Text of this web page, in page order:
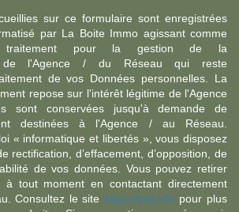
sur ce formulaire sont enregistrées
par La Boite Immo agissant comme
traitement pour la gestion de la
de l'Agence / du Réseau qui reste
de vos Données personnelles. La
repose sur l'intérêt légitime de l'Agence
sont conservées jusqu'à demande de
destinées à l'Agence / au Réseau.
« informatique et libertés », vous disposez
rectification, d’effacement, d’opposition, de
de vos données. Vous pouvez retirer
à tout moment en contactant directement
Consultez le site https://cnil.fr/frpour plus